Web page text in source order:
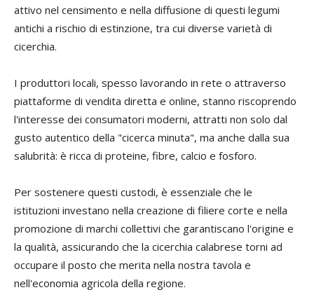
attivo nel censimento e nella diffusione di questi legumi
antichi a rischio di estinzione, tra cui diverse varietà di
cicerchia.
I produttori locali, spesso lavorando in rete o attraverso
piattaforme di vendita diretta e online, stanno riscoprendo
l'interesse dei consumatori moderni, attratti non solo dal
gusto autentico della "cicerca minuta", ma anche dalla sua
salubrità: è ricca di proteine, fibre, calcio e fosforo.
Per sostenere questi custodi, è essenziale che le
istituzioni investano nella creazione di filiere corte e nella
promozione di marchi collettivi che garantiscano l'origine e
la qualità, assicurando che la cicerchia calabrese torni ad
occupare il posto che merita nella nostra tavola e
nell'economia agricola della regione.